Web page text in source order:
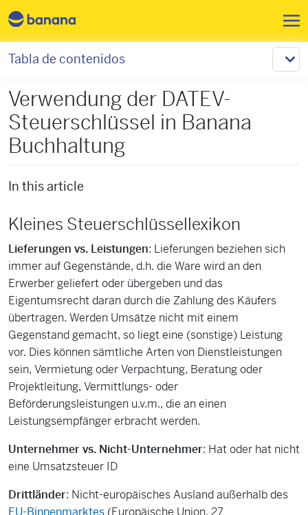
Verwendung der DATEV-
Steuerschlüssel in Banana
Buchhaltung
In this article
Kleines Steuerschlüssellexikon
Lieferungen vs. Leistungen: Lieferungen beziehen sich
immer auf Gegenstände, d.h. die Ware wird an den
Erwerber geliefert oder übergeben und das
Eigentumsrecht daran durch die Zahlung des Käufers
übertragen. Werden Umsätze nicht mit einem
Gegenstand gemacht, so liegt eine (sonstige) Leistung
vor. Dies können sämtliche Arten von Dienstleistungen
sein, Vermietung oder Verpachtung, Beratung oder
Projektleitung, Vermittlungs- oder
Beförderungsleistungen u.v.m., die an einen
Leistungsempfänger erbracht werden.
Unternehmer vs. Nicht-Unternehmer: Hat oder hat nicht
eine Umsatzsteuer ID
Drittländer: Nicht-europäisches Ausland außerhalb des
EU-Binnenmarktes (Europäische Union, 27
Tabla de contenidos